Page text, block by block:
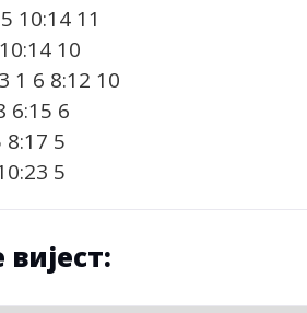
10:14 11
10
1 6 8:12 10
6:15 6
5
5